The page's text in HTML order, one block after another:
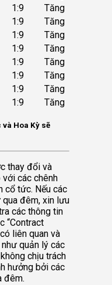
1:9
Tăng
1:9
Tăng
1:9
Tăng
1:9
Tăng
1:9
Tăng
1:9
Tăng
1:9
Tăng
1:9 Tăng
Hoa Kỳ sẽ
thay đổi và
các chênh
cổ tức. Nếu các
đêm, xin lưu
các thông tin
“Contract
liên quan và
quản lý các
chịu trách
hưởng bởi các
đêm.